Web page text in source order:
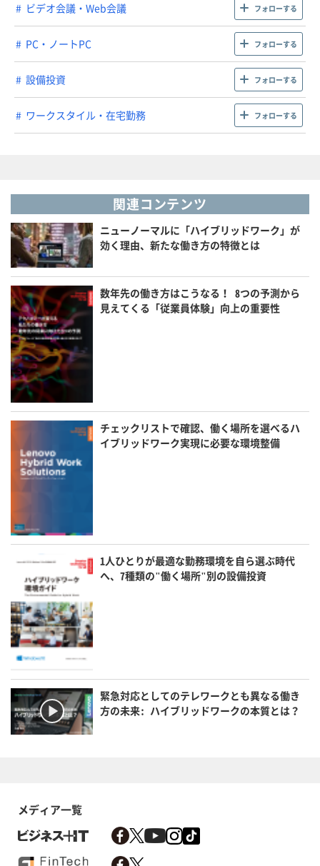
ビデオ会議・Web会議 フォローする
PC・ノートPC フォローする
設備投資 フォローする
ワークスタイル・在宅勤務 フォローする
関連コンテンツ
ニューノーマルに「ハイブリッドワーク」が
効く理由、新たな働き方の特徴とは
数年先の働き方はこうなる！ 8つの予測から
見えてくる「従業員体験」向上の重要性
チェックリストで確認、働く場所を選べるハ
イブリッドワーク実現に必要な環境整備
1人ひとりが最適な勤務環境を自ら選ぶ時代
へ、7種類の"働く場所"別の設備投資
緊急対応としてのテレワークとも異なる働き
方の未来: ハイブリッドワークの本質とは？
メディア一覧